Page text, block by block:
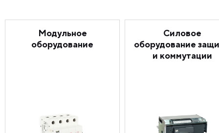
Модульное
оборудование
Силовое
оборудование
и коммутации